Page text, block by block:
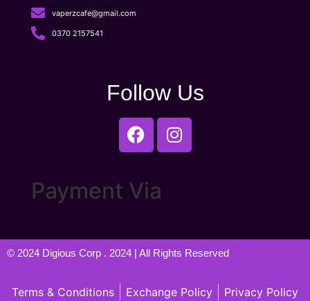
vaperzcafe@gmail.com
0370 2157541
Follow Us
Payment Via
© 2024 Digious Corp . 2024 | All Rights Reserved
Terms & Conditions Exchange Policy Privacy Policy